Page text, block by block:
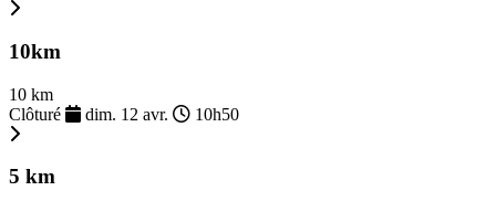
10km
10 km
Clôturé
dim. 12 avr. 10h50
5 km